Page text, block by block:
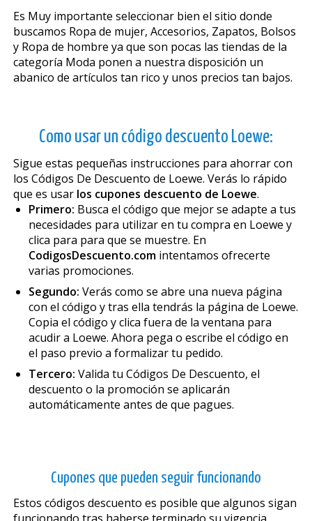
Es Muy importante seleccionar bien el sitio donde
buscamos Ropa de mujer, Accesorios, Zapatos, Bolsos
y Ropa de hombre ya que son pocas las tiendas de la
categoría Moda ponen a nuestra disposición un
abanico de artículos tan rico y unos precios tan bajos.
Como usar un código descuento Loewe:
Sigue estas pequeñas instrucciones para ahorrar con
los Códigos De Descuento de Loewe. Verás lo rápido
que es usar los cupones descuento de Loewe.
Primero: Busca el código que mejor se adapte a tus
necesidades para utilizar en tu compra en Loewe y
clica para para que se muestre. En
CodigosDescuento.comintentamos ofrecerte
varias promociones.
Segundo: Verás como se abre una nueva página
con el código y tras ella tendrás la página de Loewe.
Copia el código y clica fuera de la ventana para
acudir a Loewe. Ahora pega o escribe el código en
el paso previo a formalizar tu pedido.
Tercero: Valida tu Códigos De Descuento, el
descuento o la promoción se aplicarán
automáticamente antes de que pagues.
Cupones que pueden seguir funcionando
Estos códigos descuento es posible que algunos sigan